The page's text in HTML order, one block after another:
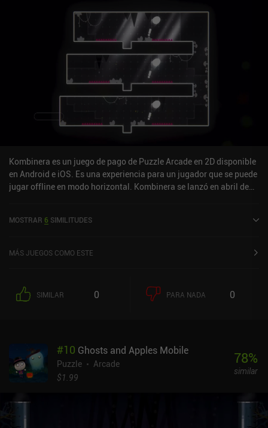
para activar su respectivo poder especial. Apilando tres
condominios es también como intercambiamos entre nuestros
cuatro monstruos totales. Cada nivel se genera aleatoriamente y el
objetivo es sobrevivir durante 2 minutos, lo que hace que el juego
sea perfecto para una partida rápida y casual. En la pantalla de
inicio se nos muestran constantemente 3 objetivos que se
sustituyen en cuanto se completan. La única otra sensación de
progresión viene de desbloquear cosméticos para nuestros
monstruos. La jugabilidad es caóticamente divertida. Ojalá
completo.
Kombinera es un juego de pago de Puzzle Arcade en 2D disponible
en Android e iOS. Es una experiencia para un jugador que se puede
jugar offline en modo horizontal. Kombinera se lanzó en abril de
MOSTRAR 6 SIMILITUDES
MÁS JUEGOS COMO ESTE
SIMILAR 0 PARA NADA 0
#10 Ghosts and Apples Mobile
Puzzle
Arcade
$1.99
78%
similar